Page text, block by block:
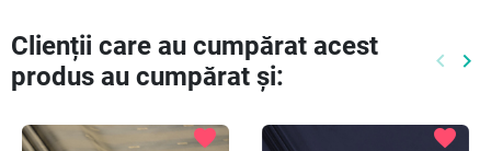
Clienții care au cumpărat acest
produs au cumpărat și:
keyboard_arrow_left keyboard_arrow_right
favorite favorite